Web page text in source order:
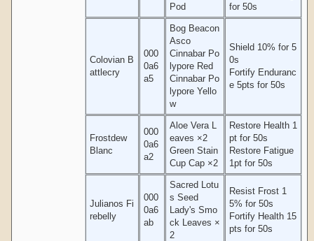
Pod
for 50s
Colovian B
attlecry
000
0a6
a5
Bog Beacon
Asco
Cinnabar Po
lypore Red
Cinnabar Po
lypore Yello
w
Shield 10% for 5
0s
Fortify Enduranc
e 5pts for 50s
Frostdew
Blanc
000
0a6
a2
Aloe Vera L
eaves ×2
Green Stain
Cup Cap ×2
Restore Health 1
pt for 50s
Restore Fatigue
1pt for 50s
Julianos Fi
rebelly
000
0a6
ab
Sacred Lotu
s Seed
Lady's Smo
ck Leaves ×
2
Resist Frost 1
5% for 50s
Fortify Health 15
pts for 50s